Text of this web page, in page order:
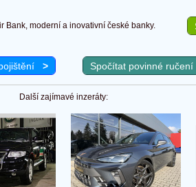
Bank, moderní a inovativní české banky.
> Spočítat povinné ručení
Další zajímavé inzeráty: